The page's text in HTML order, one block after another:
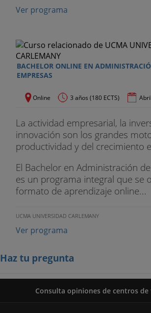
Ver programa
BACHELOR ONLINE EN
EMPRESAS
Online 3 años (180 ECTS)
La actividad empresarial, la
innovación son los grandes
productividad y del crecimiento
El Bachelor en Administración
es un programa integral que se
formato de aprendizaje online...
UCMA UNIVERSIDAD CARLEMANY
Ver programa
Haz tu pregunta
Consulta opiniones de centros